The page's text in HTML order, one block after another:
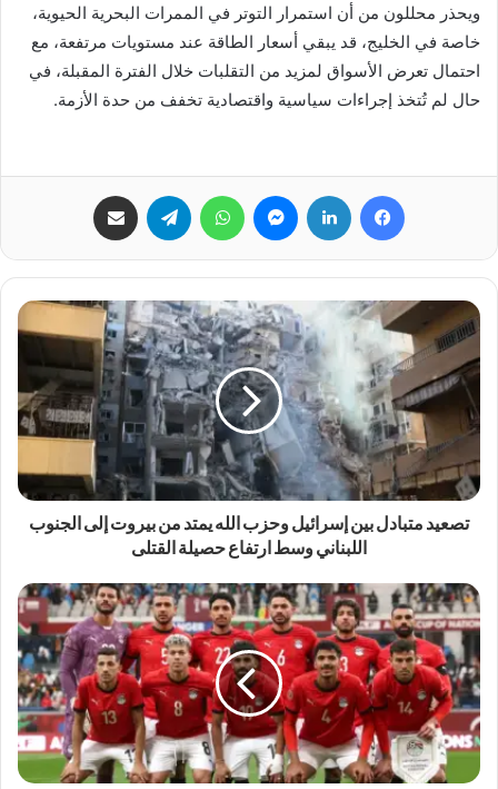
ويحذر محللون من أن استمرار التوتر في الممرات البحرية الحيوية،
خاصة في الخليج، قد يبقي أسعار الطاقة عند مستويات مرتفعة، مع
احتمال تعرض الأسواق لمزيد من التقلبات خلال الفترة المقبلة، في
حال لم تُتخذ إجراءات سياسية واقتصادية تخفف من حدة الأزمة.
فيسبوك لينكدإن ماسنجر واتساب تيلقرام
تصعيد متبادل بين إسرائيل وحزب الله يمتد من بيروت إلى الجنوب
اللبناني وسط ارتفاع حصيلة القتلى